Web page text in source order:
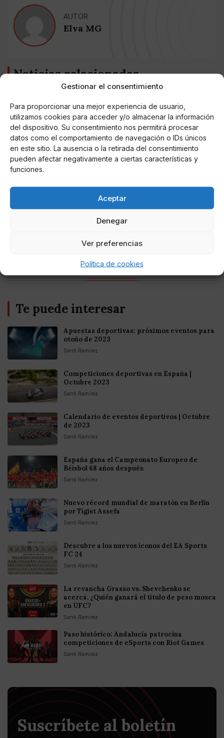
Gestionar el consentimiento
Para proporcionar una mejor experiencia de usuario,
utilizamos cookies para acceder y/o almacenar la información
del dispositivo. Su consentimiento nos permitirá procesar
datos como el comportamiento de navegación o IDs únicos
en este sitio. La ausencia o la retirada del consentimiento
pueden afectar negativamente a ciertas características y
funciones.
Aceptar
Denegar
Ver preferencias
Política de cookies
AUTOR
Elva MG
Noticias relacionadas
Mejores Cripto Casinos Online en
Colombia 2025: Bitcoin Casinos
Online Casino
Mejores Casinos Online con Bitcoin y
Criptomonedas en Argentina 2025
criptomonedas y Bitcoin en México 2025
Europea
Te puede interesar
Apuestas deportivas: próximos eventos para
otoño de 2023
Santi Ramirez
Competiciones deportivas en España |
Octubre 2023
Santi Ramirez
Calendario de eventos deportivos | Octubre
de 2023
Santi Ramirez
España gana el Campeonato Europeo de
Béisbol 68 años después
Santi Ramirez
Nuevo récord mundial de maratón en Berlín
por Tigist Assefa
Santi Ramirez
Descubre a los nuevos íconos del EA Sports
FC 24
Santi Ramirez
La revancha Grasso vs. Shevchenko se
acerca. ¿Quién ganará el título de peso mosca
en UFC?
Santi Ramirez
Paso histórico: Andalucía patrocina
competiciones de eSports con Riot Games
Santi Ramirez
Suscríbete al boletín